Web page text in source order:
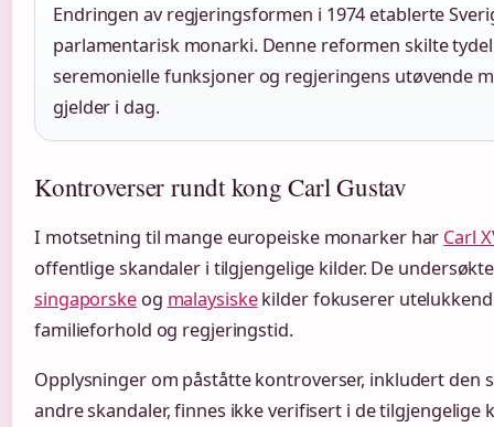
Endringen av regjeringsformen i 1974 etablerte
parlamentarisk monarki. Denne reformen skilte
seremonielle funksjoner og regjeringens utøvende
gjelder i dag.
Kontroverser rundt kong Carl Gustav
I motsetning til mange europeiske monarker har Carl
offentlige skandaler i tilgjengelige kilder. De
singaporskeog malaysiskekilder fokuserer
familieforhold og regjeringstid.
Opplysninger om påståtte kontroverser, inkludert den
andre skandaler, finnes ikke verifisert i de tilgjengelige